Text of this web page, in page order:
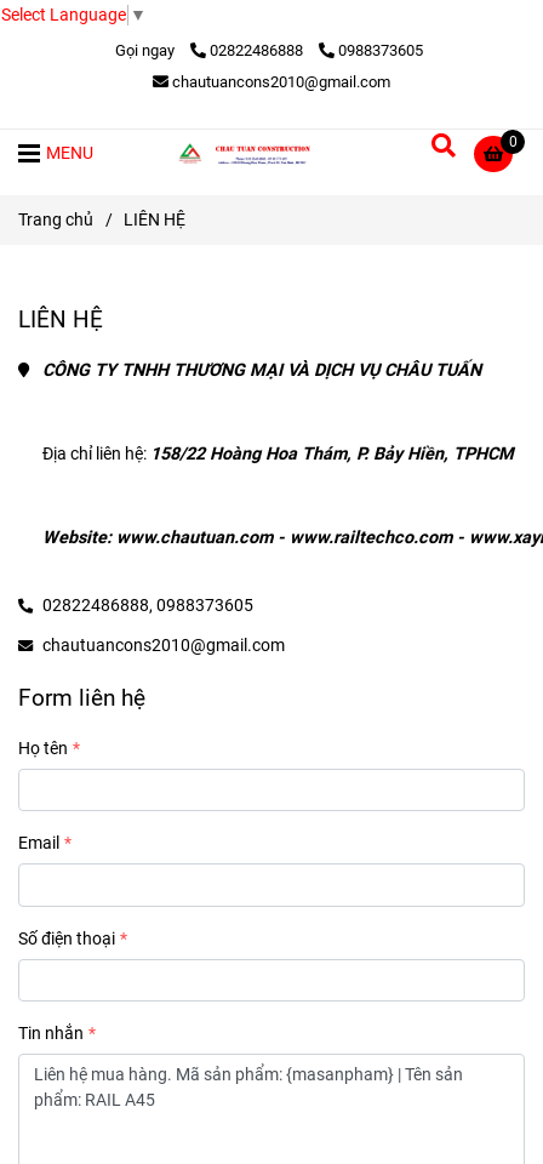
Select Language ▼
Gọi ngay 02822486888
0988373605
chautuancons2010@gmail.com
0
MENU
Trang chủ / LIÊN HỆ
LIÊN HỆ
CÔNG TY TNHH THƯƠNG MẠI VÀ DỊCH VỤ CHÂU TUẤN
Địa chỉ liên hệ: 158/22 Hoàng Hoa Thám, P. Bảy Hiền, TPHCM
Website: www.chautuan.com - www.railtechco.com -
02822486888,0988373605
chautuancons2010@gmail.com
Form liên hệ
Họ tên
Email
Số điện thoại
Tin nhắn